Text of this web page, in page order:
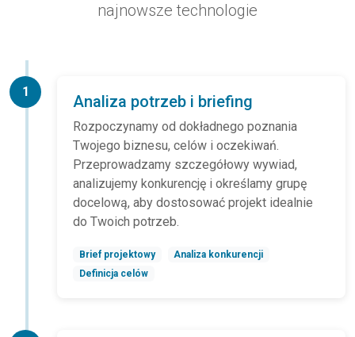
najnowsze technologie
1
Analiza potrzeb i briefing
Rozpoczynamy od dokładnego poznania
Twojego biznesu, celów i oczekiwań.
Przeprowadzamy szczegółowy wywiad,
analizujemy konkurencję i określamy grupę
docelową, aby dostosować projekt idealnie
do Twoich potrzeb.
Brief projektowy
Analiza konkurencji
Definicja celów